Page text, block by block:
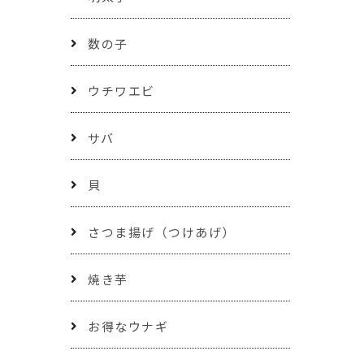
数の子
ウチワエビ
サバ
貝
さつま揚げ（つけあげ）
焼き芋
お得なウナギ